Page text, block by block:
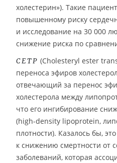
холестерин»). Такие
повышенному риску
и исследование на 30 000
снижение риска по
CETP (Cholesteryl ester
переноса эфиров
отвечающий за перенос
холестерола между
что его ингибирование
(high-density lipoprotein,
плотности). Казалось бы,
к снижению смертности от
заболеваний, которая